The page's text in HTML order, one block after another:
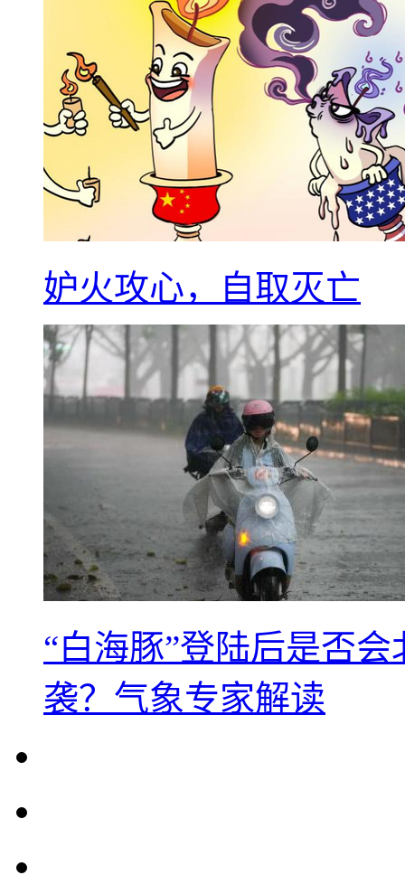
妒火攻心，自取灭亡
“白海豚”登陆后是否
袭？气象专家解读